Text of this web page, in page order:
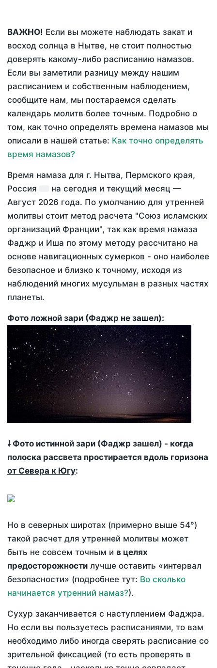
ВАЖНО! Если вы можете наблюдать закат и
восход солнца в Нытве, не стоит полностью
доверять какому-либо расписанию намазов.
Если вы заметили разницу между нашим
расписанием и собственным наблюдением,
сообщите нам, мы постараемся сделать
календарь молитв более точным. Подробно о
том, как точно определять времена намазов мы
описали в нашей статье: Как точно определять
время намазов?
Время намаза для г. Нытва, Пермского края,
Россия
на сегодня и текущий месяц —
Август 2026 года. По умолчанию для утренней
молитвы стоит метод расчета "Союз исламских
организаций Франции", так как время намаза
Фаджр и Иша по этому методу рассчитано на
основе навигационных сумерков - оно наиболее
безопасное и близко к точному, исходя из
наблюдений многих мусульман в разных частях
планеты.
Фото ложной зари (Фаджр не зашел):
🠗 Фото истинной зари (Фаджр зашел) - когда
полоска рассвета простирается вдоль горизона
от Севера к Югу:
Но в северных широтах (примерно выше 54°)
такой расчет для утренней молитвы может
быть не совсем точным и в целях
предосторожности лучше оставить «интервал
безопасности» (подробнее тут: Во сколько
начинается утренний намаз?).
Сухур заканчивается с наступлением Фаджра.
Но если вы пользуетесь расписаниями, то вам
необходимо либо иногда сверять расписание со
зрительной фиксацией (то есть проверять в